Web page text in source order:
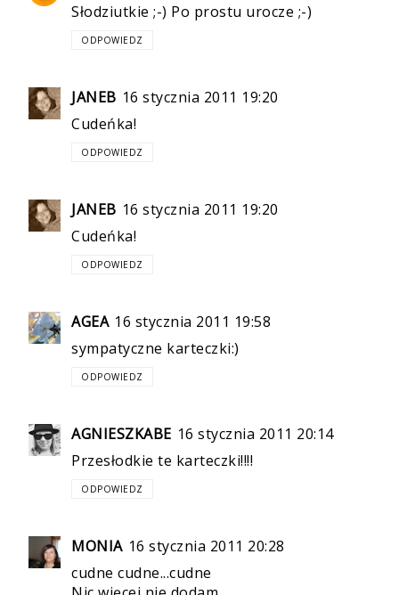
Słodziutkie ;-) Po prostu urocze ;-)
ODPOWIEDZ
JANEB 16 stycznia 2011 19:20
Cudeńka!
ODPOWIEDZ
JANEB 16 stycznia 2011 19:20
Cudeńka!
ODPOWIEDZ
AGEA 16 stycznia 2011 19:58
sympatyczne karteczki:)
ODPOWIEDZ
AGNIESZKABE 16 stycznia 2011 20:14
Przesłodkie te karteczki!!!!
ODPOWIEDZ
MONIA 16 stycznia 2011 20:28
cudne cudne...cudne